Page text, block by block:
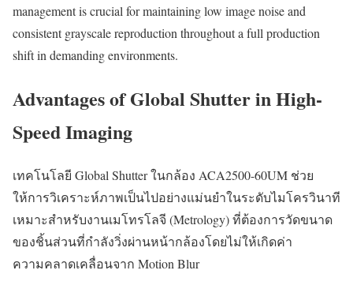
management is crucial for maintaining low image noise and
consistent grayscale reproduction throughout a full production
shift in demanding environments.
Advantages of Global Shutter in High-
Speed Imaging
เทคโนโลยี Global Shutter ในกล้อง ACA2500-60UM ช่วย
ให้การวิเคราะห์ภาพเป็นไปอย่างแม่นยำในระดับไมโครวินาที
เหมาะสำหรับงานเมโทรโลจี (Metrology) ที่ต้องการวัดขนาด
ของชิ้นส่วนที่กำลังวิ่งผ่านหน้ากล้องโดยไม่ให้เกิดค่า
ความคลาดเคลื่อนจาก Motion Blur